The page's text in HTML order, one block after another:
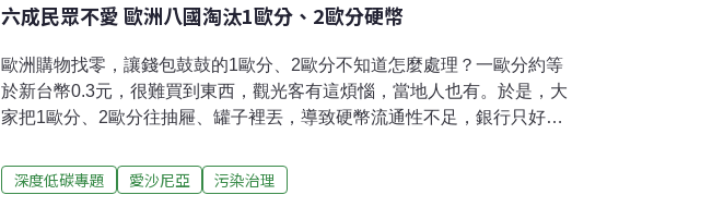
六成民眾不愛 歐洲八國淘汰1歐分、2歐分硬幣
歐洲購物找零，讓錢包鼓鼓的1歐分、2歐分不知道怎麼處理？一歐分約等
於新台幣0.3元，很難買到東西，觀光客有這煩惱，當地人也有。於是，大
家把1歐分、2歐分往抽屜、罐子裡丟，導致硬幣流通性不足，銀行只好鑄
斯洛伐克、愛沙尼亞等國紛紛加入淘汰1歐分、2歐分的行列，立陶宛則在5
月剛上路。當你在這些國家旅遊，店家找你的硬幣或多或少個一兩歐分，
深度低碳專題 愛沙尼亞 污染治理